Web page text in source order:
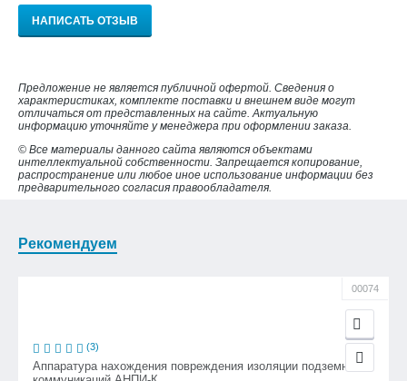
НАПИСАТЬ ОТЗЫВ
Предложение не является публичной офертой. Сведения о
характеристиках, комплекте поставки и внешнем виде могут
отличаться от представленных на сайте. Актуальную
информацию уточняйте у менеджера при оформлении заказа.
© Все материалы данного сайта являются объектами
интеллектуальной собственности. Запрещается копирование,
распространение или любое иное использование информации без
предварительного согласия правообладателя.
Рекомендуем
00074
(3)
Аппаратура нахождения повреждения изоляции подземных